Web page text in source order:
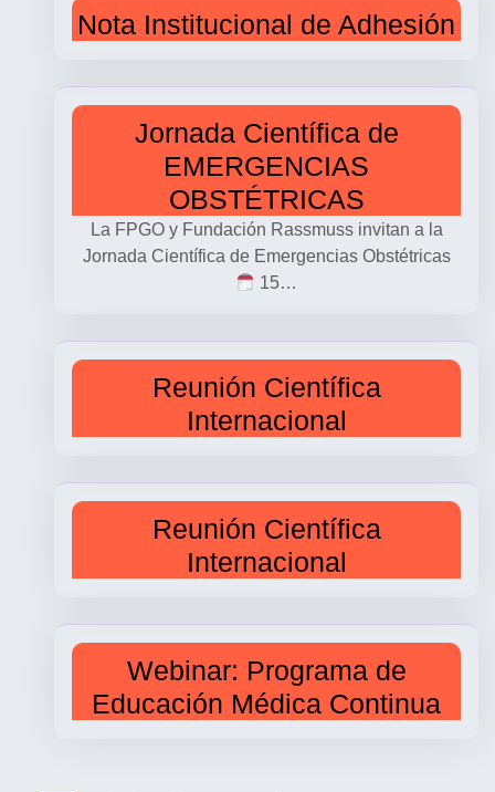
Nota Institucional de Adhesión
Jornada Científica de
EMERGENCIAS
OBSTÉTRICAS
La FPGO y Fundación Rassmuss invitan a la
Jornada Científica de Emergencias Obstétricas
15…
Reunión Científica
Internacional
Reunión Científica
Internacional
Webinar: Programa de
Educación Médica Continua